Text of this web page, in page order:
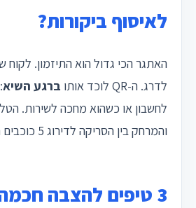
לאיסוף ביקורות?
האתגר הכי גדול הוא התיזמון.
לדרג. ה-QR לוכד אותו
ברגע השיא
לחשבון או כשהוא מחכה לשירות.
והמרחק בין הסריקה לדירוג 5 כוכבים הוא שניות בודדות.
3 טיפים להצבה חכמה בעסק